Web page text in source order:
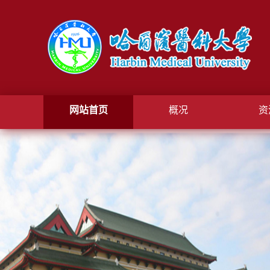
网站首页 概况